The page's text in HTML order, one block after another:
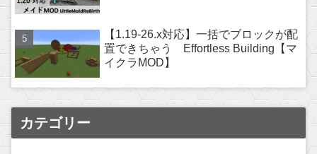
【1.19-26.x対応】一括でブロックが配
置できちゃう Effortless Building【マ
イクラMOD】
カテゴリー